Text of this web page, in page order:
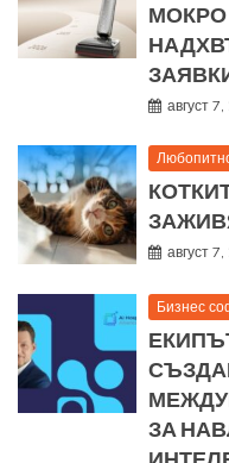
МОКРО
август
август
Бизнес
ЗА